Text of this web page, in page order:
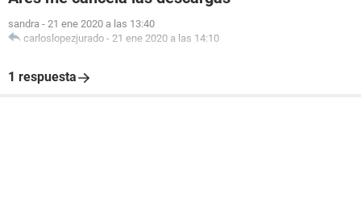
sandra - 21 ene 2020 a las 13:40
carloslopezjurado - 21 ene 2020 a las 14:10
1 respuesta